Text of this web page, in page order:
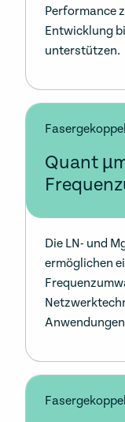
Performance
Entwicklung
unterstützen.
Quant
Die LN- und
ermöglichen